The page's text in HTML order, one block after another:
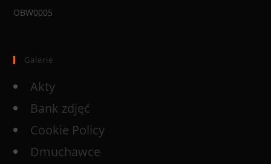
OBW0005
Galerie
Akty
Bank zdjęć
Cookie Policy
Dmuchawce